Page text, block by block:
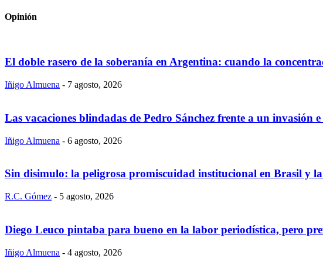
Opinión
El doble rasero de la soberanía en Argentina: cuando la
Iñigo Almuena - 7 agosto, 2026
Las vacaciones blindadas de Pedro Sánchez frente a un invasión
Iñigo Almuena - 6 agosto, 2026
Sin disimulo: la peligrosa promiscuidad institucional en Brasil y
R.C. Gómez - 5 agosto, 2026
Diego Leuco pintaba para bueno en la labor periodística, pero
Iñigo Almuena - 4 agosto, 2026